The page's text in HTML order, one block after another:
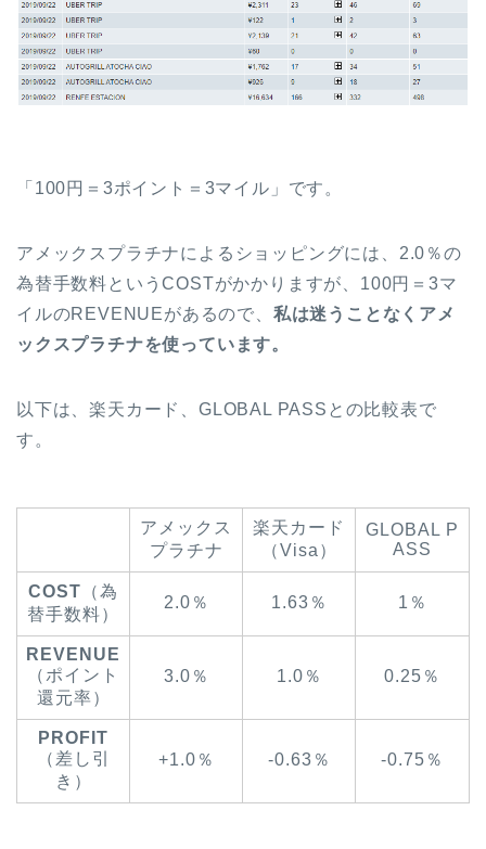
「100円＝3ポイント＝3マイル」です。
アメックスプラチナによるショッピングには、2.0％の
為替手数料というCOSTがかかりますが、100円＝3マ
イルのREVENUEがあるので、 私は迷うことなくアメ
ックスプラチナを使っています。
以下は、楽天カード、GLOBAL PASSとの比較表で
す。
アメックス
プラチナ
楽天カード
（Visa）
GLOBAL P
ASS
COST （為
替手数料）
2.0％ 1.63％ 1％
REVENUE
（ポイント
還元率）
3.0％ 1.0％ 0.25％
PROFIT
（差し引
き）
+1.0％ -0.63％ -0.75％